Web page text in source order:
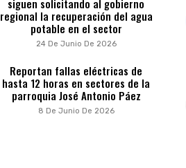
siguen solicitando al gobierno
regional la recuperación del agua
potable en el sector
24 De Junio De 2026
Reportan fallas eléctricas de
hasta 12 horas en sectores de la
parroquia José Antonio Páez
8 De Junio De 2026